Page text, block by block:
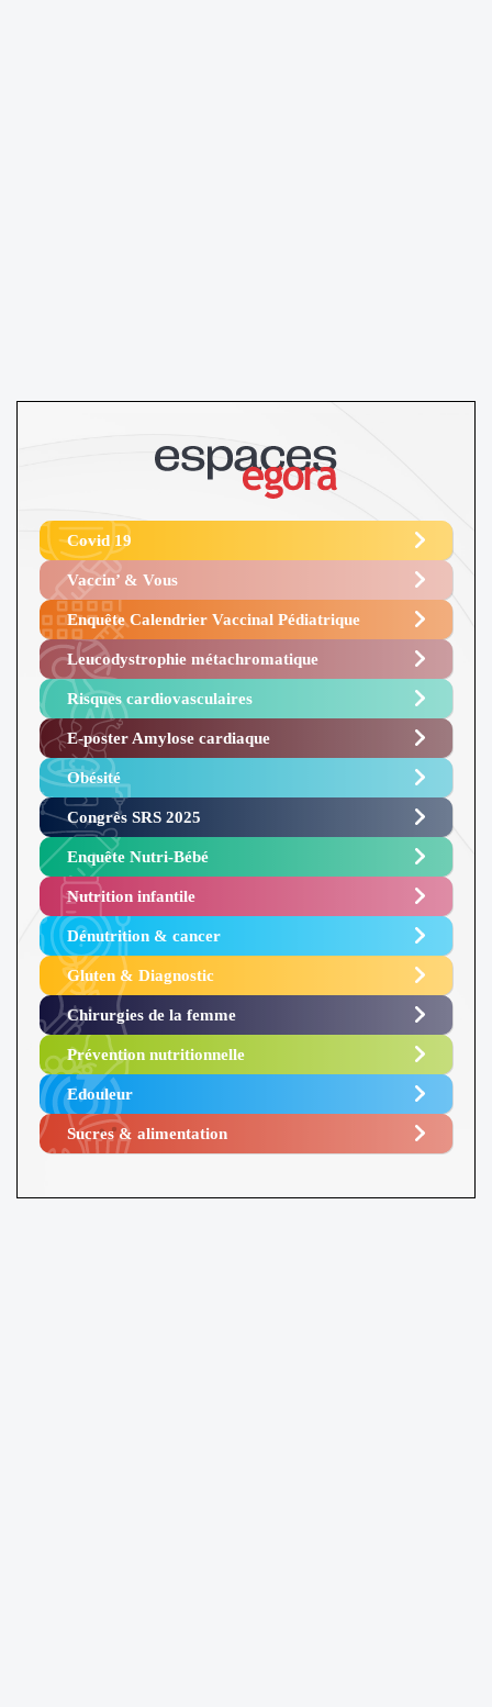
Covid 19
Vaccin’ & Vous
Enquête Calendrier Vaccinal Pédiatrique
Leucodystrophie métachromatique
Risques cardiovasculaires
E-poster Amylose cardiaque ​
Obésité ​
Congrès SRS 2025 ​
Enquête Nutri-Bébé ​
Nutrition infantile
Dénutrition & cancer
Gluten & Diagnostic
Chirurgies de la femme
Prévention nutritionnelle
Edouleur​
Sucres & alimentation​